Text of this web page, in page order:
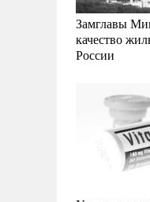
Замглавы
качество
России